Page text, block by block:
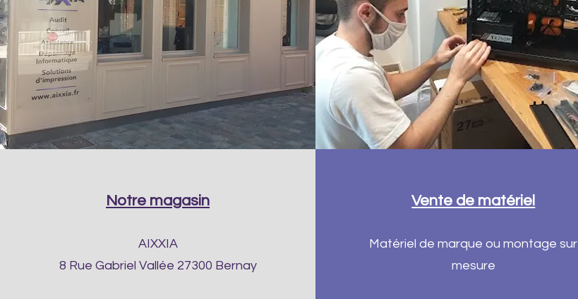
Notre magasin
AIXXIA
8 Rue Gabriel Vallée 27300 Bernay
Vente de matériel
Matériel de marque ou montage sur
mesure